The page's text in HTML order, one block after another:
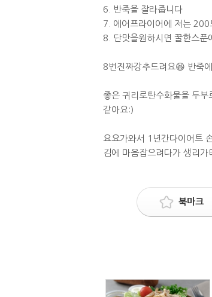
6. 반죽을 잘라줍니다
7. 에어프라이어에 저는
8. 단맛을원하시면 꿀한스
8번진짜강추드려요😆 반죽
좋은 귀리로탄수화물을 두
같아요:)
요요가와서 1년간다이어트
김에 마음잡으려다가 생리
북마크